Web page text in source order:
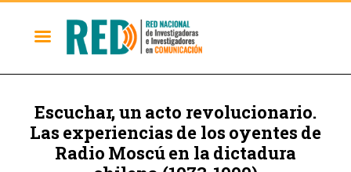
Escuchar, un acto revolucionario.
Las experiencias de los oyentes de
Radio Moscú en la dictadura